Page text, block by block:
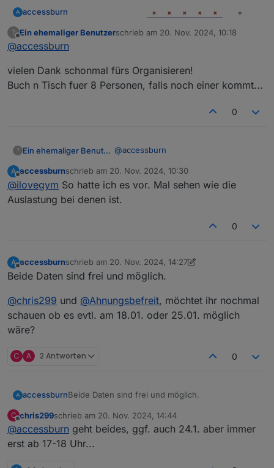
A accessburn
Ich werde heute Nachmittag beide Termine mal
anfragen nach Verfügbarkeit, da die beiden Tage
? Ein ehemaliger Benutzerschrieb am 20. Nov. 2024, 10:18
zuletzt editiert von
@accessburn
vielen Dank schonmal fürs Organisieren!
Buch n Tisch fuer 8 Personen, falls noch einer kommt...
0
? Ein ehemaliger Benutzer @accessburn
vielen Dank schonmal fürs
Organisieren!
Buch n Tisch fuer 8 Personen, falls
A
Offline
accessburnschrieb am 20. Nov. 2024, 10:30
zuletzt editiert von
@ilovegym So hatte ich es vor. Mal sehen wie die
Auslastung bei denen ist.
0
A
Offline
accessburnschrieb am 20. Nov. 2024, 14:27
zuletzt editiert von accessburn
Beide Daten sind frei und möglich.
@chris299 und @Ahnungsbefreit, möchtet ihr nochmal
schauen ob es evtl. am 18.01. oder 25.01. möglich
wäre?
C A 2 Antworten 0
A accessburnBeide Daten sind frei und möglich.
@chris299und@Ahnungsbefreit
nochmal schauen ob es evtl. am 18.01. oder 25.01.
möglich wäre?
C chris299schrieb am 20. Nov. 2024, 14:44
zuletzt editiert von
@accessburn geht beides, ggf. auch 24.1. aber immer
erst ab 17-18 Uhr...